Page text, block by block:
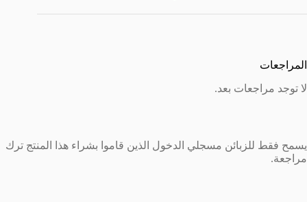
المراجعات
لا توجد مراجعات بعد.
يسمح فقط للزبائن مسجلي الدخول الذين قاموا بشراء هذا المنتج ترك
مراجعة.